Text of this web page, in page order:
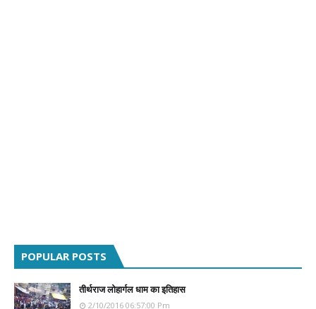
POPULAR POSTS
तीर्थराज लोहार्गल धाम का इतिहास
2/10/2016 06:57:00 Pm